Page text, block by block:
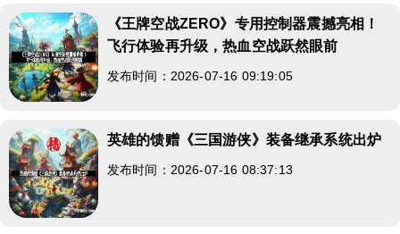
《王牌空战ZERO》专用控制器震撼亮相！
飞行体验再升级，热血空战跃然眼前
发布时间：2026-07-16 09:19:05
英雄的馈赠《三国游侠》装备继承系统出炉
发布时间：2026-07-16 08:37:13